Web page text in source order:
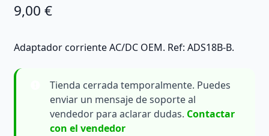
9,00 €
Adaptador corriente AC/DC OEM. Ref: ADS18B-B.
Tienda cerrada temporalmente. Puedes
enviar un mensaje de soporte al
vendedor para aclarar dudas. Contactar
con el vendedor